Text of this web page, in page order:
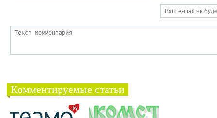
Комментируемые статьи